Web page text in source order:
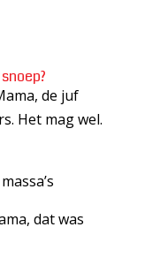
de juf
Het mag wel.
dat was